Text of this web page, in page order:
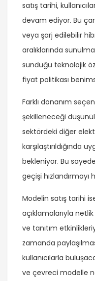
satış tarihi,
devam ediyor. Bu
veya şarj edilebilir
aralıklarında
sunduğu teknolojik
fiyat politikası
Farklı donanım
şekilleneceği
sektördeki diğer
karşılaştırıldığında
bekleniyor. Bu
geçişi hızlandırmayı
Modelin satış tarihi
açıklamalarıyla
ve tanıtım
zamanda
kullanıcılarla
ve çevreci modelle